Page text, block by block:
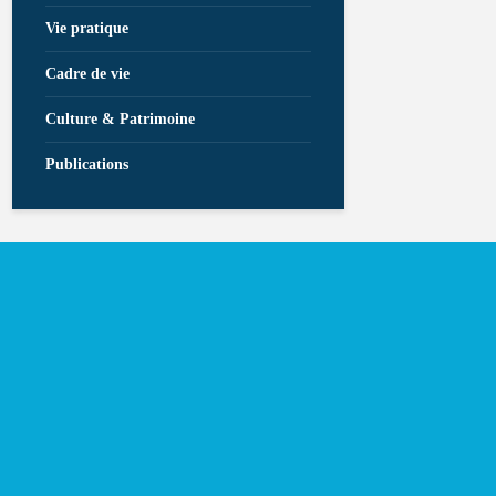
Vie pratique
Cadre de vie
Culture & Patrimoine
Publications